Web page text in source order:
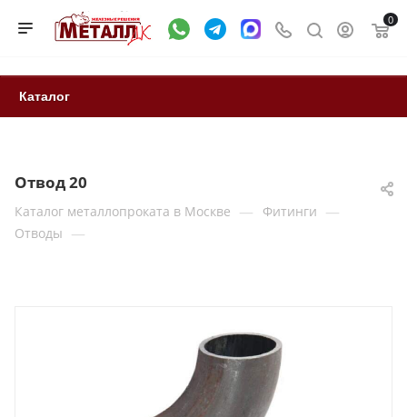
0
Каталог
Отвод 20
Каталог металлопроката в Москве — Фитинги —
Отводы —